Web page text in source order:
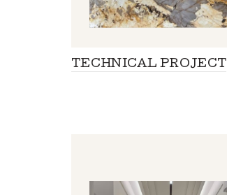
TECHNICAL PROJECT